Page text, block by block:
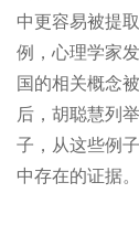
中更容易被提
例，心理学家
国的相关概念
后，胡聪慧列
子，从这些例
中存在的证据。